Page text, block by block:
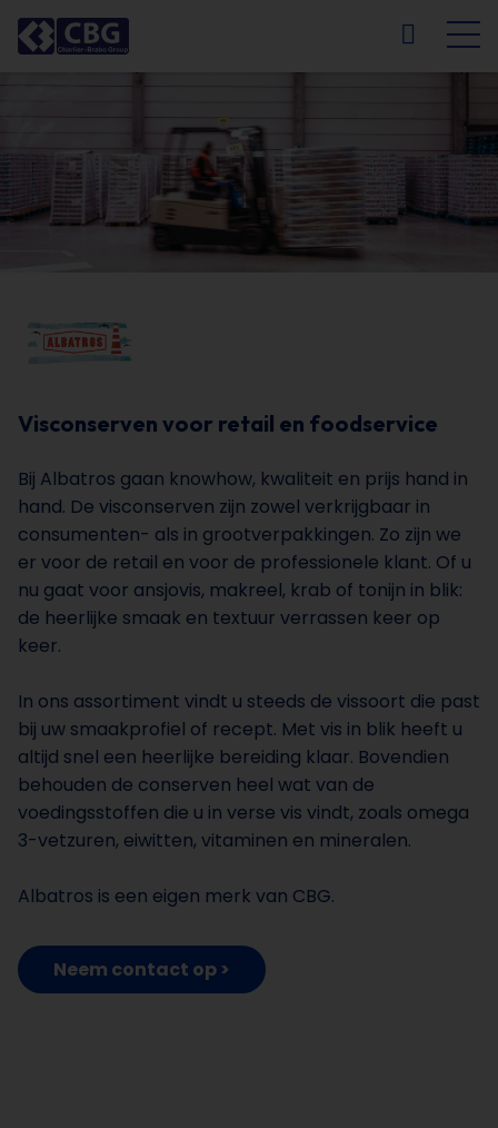
EN DE
Visconserven voor retail en foodservice
Bij Albatros gaan knowhow, kwaliteit en prijs hand in
hand. De visconserven zijn zowel verkrijgbaar in
consumenten- als in grootverpakkingen. Zo zijn we
er voor de retail en voor de professionele klant. Of u
nu gaat voor ansjovis, makreel, krab of tonijn in blik:
de heerlijke smaak en textuur verrassen keer op
keer.
In ons assortiment vindt u steeds de vissoort die past
bij uw smaakprofiel of recept. Met vis in blik heeft u
altijd snel een heerlijke bereiding klaar. Bovendien
behouden de conserven heel wat van de
voedingsstoffen die u in verse vis vindt, zoals omega
3-vetzuren, eiwitten, vitaminen en mineralen.
Albatros is een eigen merk van CBG.
Neem contact op >